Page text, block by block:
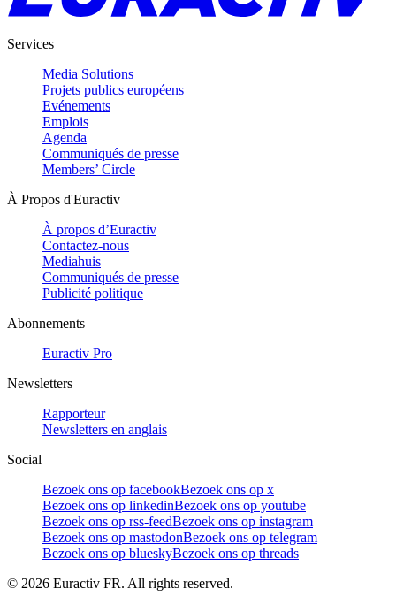
Services
Media Solutions
Projets publics européens
Evénements
Emplois
Agenda
Communiqués de presse
Members’ Circle
À Propos d'Euractiv
À propos d’Euractiv
Contactez-nous
Mediahuis
Communiqués de presse
Publicité politique
Abonnements
Euractiv Pro
Newsletters
Rapporteur
Newsletters en anglais
Social
Bezoek ons op facebookBezoek ons op x
Bezoek ons op linkedinBezoek ons op youtube
Bezoek ons op rss-feedBezoek ons op instagram
Bezoek ons op mastodonBezoek ons op telegram
Bezoek ons op blueskyBezoek ons op threads
© 2026 Euractiv FR. All rights reserved.